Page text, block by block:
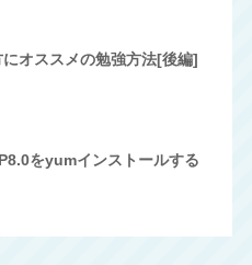
オススメの勉強方法[後編]
をyumインストールする